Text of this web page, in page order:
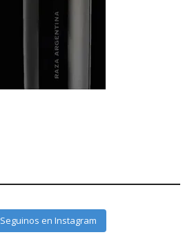
Seguinos en Instagram